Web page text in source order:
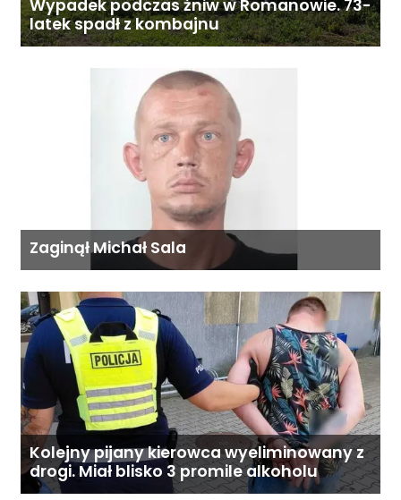
Wypadek podczas żniw w Romanowie. 73-
latek spadł z kombajnu
Zaginął Michał Sala
Kolejny pijany kierowca wyeliminowany z
drogi. Miał blisko 3 promile alkoholu